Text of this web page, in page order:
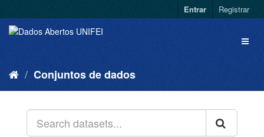
Entrar Registrar
Conjuntos de dados